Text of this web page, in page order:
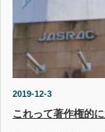
2019-12-3
これって著作権的